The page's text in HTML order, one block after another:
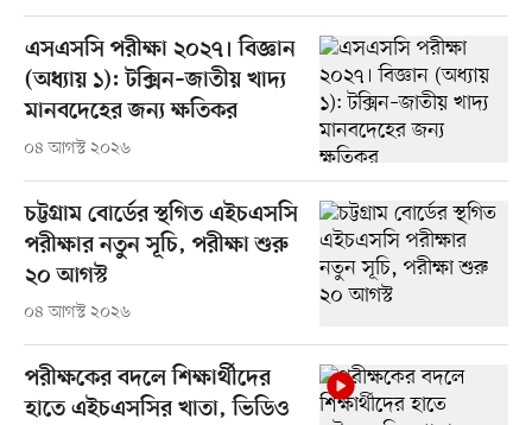
এসএসসি পরীক্ষা ২০২৭। বিজ্ঞান
(অধ্যায় ১): টক্সিন–জাতীয় খাদ্য
মানবদেহের জন্য ক্ষতিকর
০৪ আগস্ট ২০২৬
চট্টগ্রাম বোর্ডের স্থগিত এইচএসসি
পরীক্ষার নতুন সূচি, পরীক্ষা শুরু
২০ আগস্ট
০৪ আগস্ট ২০২৬
পরীক্ষকের বদলে শিক্ষার্থীদের
হাতে এইচএসসির খাতা, ভিডিও